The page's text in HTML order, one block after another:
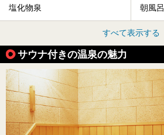
塩化物泉 朝風呂
すべて表示する
サウナ付きの温泉の魅力